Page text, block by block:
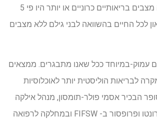
לאנשים עם שלושה מצבים בריאותיים כרוניים או יותר היו פי 5
לכל החיים בהשוואה לבני גילם ללא מצבים
עמוק-במיוחד ככל שאנו מתבגרים. ממצאים
לבריאות הוליסטית יותר לאוכלוסיות
הבכיר אסמי פולר-תומסון, מנהל אילקה
של אוניברסיטת טורונטו ופרופסור ב- FIFSW ובמחלקה לרפואה